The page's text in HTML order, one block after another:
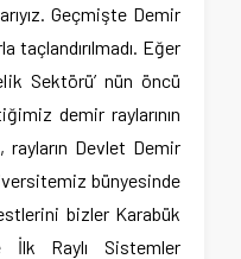
Geçmişte Demir
Eğer
Sektörü’ nün öncü
demir raylarının
Devlet Demir
bünyesinde
bizler Karabük
İlk Raylı Sistemler